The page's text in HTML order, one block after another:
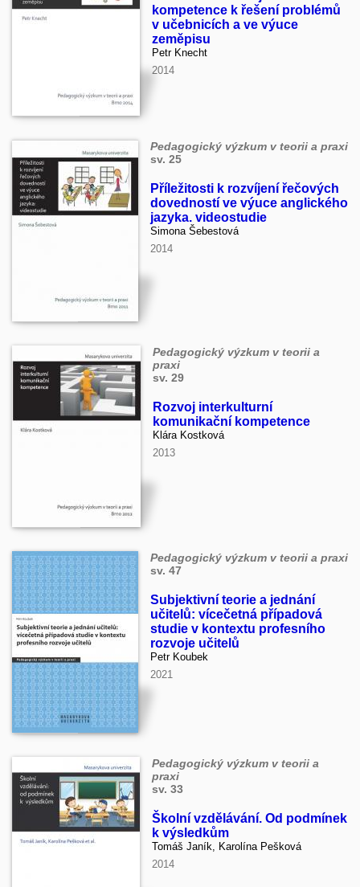
kompetence k řešení problémů
v učebnicích a ve výuce
zeměpisu
Petr Knecht
2014
Pedagogický výzkum v teorii a praxi
sv. 25
Příležitosti k rozvíjení řečových
dovedností ve výuce anglického
jazyka. videostudie
Simona Šebestová
2014
Pedagogický výzkum v teorii a
praxi
sv. 29
Rozvoj interkulturní
komunikační kompetence
Klára Kostková
2013
Pedagogický výzkum v teorii a praxi
sv. 47
Subjektivní teorie a jednání
učitelů: vícečetná případová
studie v kontextu profesního
rozvoje učitelů
Petr Koubek
2021
Pedagogický výzkum v teorii a
praxi
sv. 33
Školní vzdělávání. Od podmínek
k výsledkům
Tomáš Janík, Karolína Pešková
2014